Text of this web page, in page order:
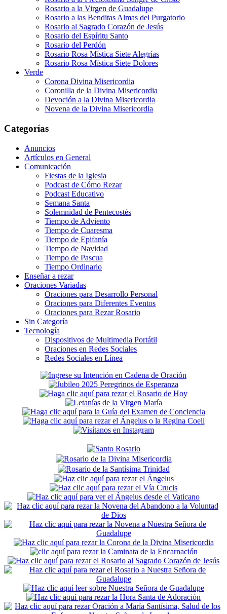
Rosario a la Virgen de Guadalupe
Rosario a las Benditas Almas del Purgatorio
Rosario al Sagrado Corazón de Jesús
Rosario del Espíritu Santo
Rosario del Perdón
Rosario Rosa Mística Siete Alegrías
Rosario Rosa Mística Siete Dolores
Verde
Corona Divina Misericordia
Coronilla de la Divina Misericordia
Devoción a la Divina Misericordia
Novena de la Divina Misericordia
Categorías
Anuncios
Artículos en General
Comunicación
Fiestas de la Iglesia
Podcast de Cómo Rezar
Podcast Educativo
Semana Santa
Solemnidad de Pentecostés
Tiempo de Adviento
Tiempo de Cuaresma
Tiempo de Epifanía
Tiempo de Navidad
Tiempo de Pascua
Tiempo Ordinario
Enseñar a rezar
Oraciones Variadas
Oraciones para Desarrollo Personal
Oraciones para Diferentes Eventos
Oraciones para Rezar Rosario
Sin Categoría
Tecnología
Dispositivos de Multimedia Portátil
Oraciones en Redes Sociales
Redes Sociales en Línea
Secondary
Sidebar